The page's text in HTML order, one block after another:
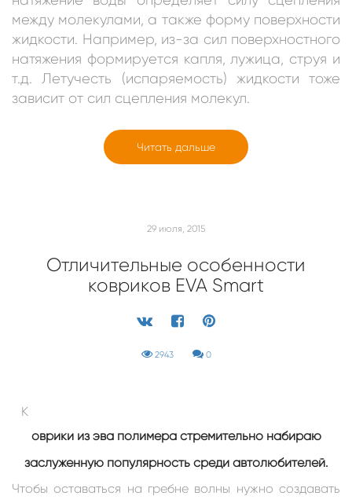
между молекулами, а также форму поверхности
жидкости. Например, из-за сил поверхностного
натяжения формируется капля, лужица, струя и
т.д. Летучесть (испаряемость) жидкости тоже
зависит от сил сцепления молекул.
Читать дальше
29 июля, 2015
Отличительные особенности
ковриков EVA Smart
2943 0
К
оврики из эва полимера стремительно набираю
заслуженную популярность среди автолюбителей.
Чтобы оставаться на гребне волны нужно создавать